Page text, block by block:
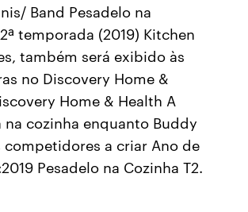
Band Pesadelo na
temporada (2019) Kitchen
também será exibido às
no Discovery Home &
Home & Health A
na cozinha enquanto Buddy
competidores a criar Ano de
Pesadelo na Cozinha T2.